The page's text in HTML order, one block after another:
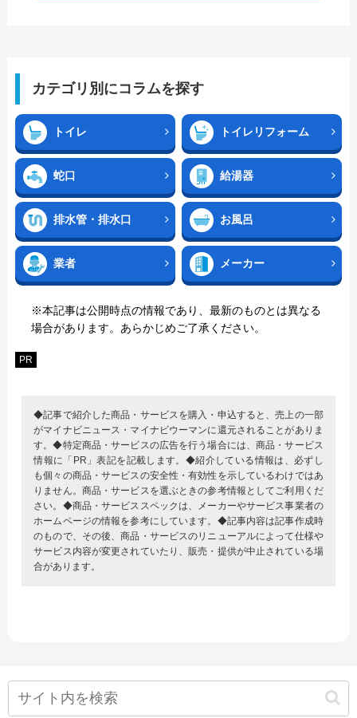
カテゴリ別にコラムを探す
トイレ トイレリフォーム
蛇口 給湯器
排水管・排水口 お風呂
業者 メーカー
※本記事は公開時点の情報であり、最新のものとは異なる
場合があります。あらかじめご了承ください。
PR
◆記事で紹介した商品・サービスを購入・申込すると、売上の一部
がマイナビニュース・マイナビウーマンに還元されることがありま
す。◆特定商品・サービスの広告を行う場合には、商品・サービス
情報に「PR」表記を記載します。◆紹介している情報は、必ずし
も個々の商品・サービスの安全性・有効性を示しているわけではあ
りません。商品・サービスを選ぶときの参考情報としてご利用くだ
さい。◆商品・サービススペックは、メーカーやサービス事業者の
ホームページの情報を参考にしています。◆記事内容は記事作成時
のもので、その後、商品・サービスのリニューアルによって仕様や
サービス内容が変更されていたり、販売・提供が中止されている場
合があります。